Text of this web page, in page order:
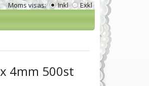
Moms visas: Inkl Exkl
4mm 500st